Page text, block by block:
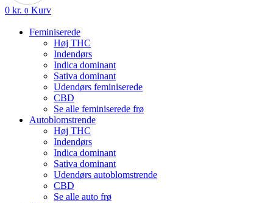
0 kr. 0 Kurv
Feminiserede
Høj THC
Indendørs
Indica dominant
Sativa dominant
Udendørs feminiserede
CBD
Se alle feminiserede frø
Autoblomstrende
Høj THC
Indendørs
Indica dominant
Sativa dominant
Udendørs autoblomstrende
CBD
Se alle auto frø